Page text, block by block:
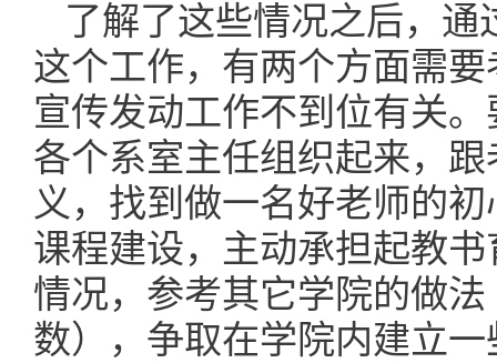
了解了这些情况之后，
这个工作，有两个方面需
宣传发动工作不到位有关
各个系室主任组织起来，
义，找到做一名好老师的
课程建设，主动承担起教
情况，参考其它学院的做
数），争取在学院内建立